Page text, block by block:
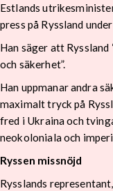
Estlands
press på Ryssland
Han säger att
och säkerhet”.
Han uppmanar andra
maximalt tryck på
fred i Ukraina och
neokoloniala och
Ryssen missnöjd
Rysslands